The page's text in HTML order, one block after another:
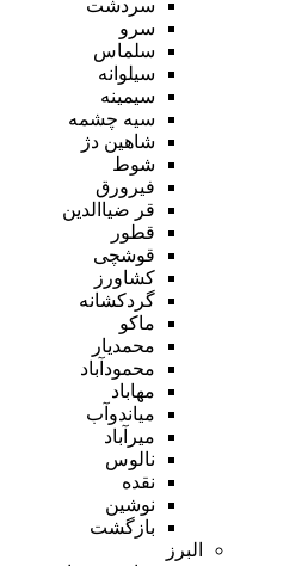
سردشت
سرو
سلماس
سیلوانه
سیمینه
سیه چشمه
شاهین دژ
شوط
فیرورق
قر ضیاالدین
قطور
قوشچی
کشاورز
گردکشانه
ماکو
محمدیار
محمودآباد
مهاباد
میاندوآب
میرآباد
نالوس
نقده
نوشین
بازگشت
البرز